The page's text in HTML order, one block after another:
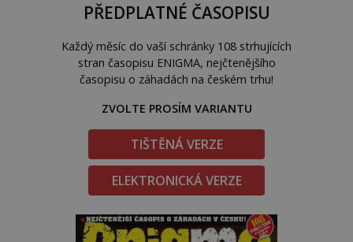
PŘEDPLATNÉ ČASOPISU
Každý měsíc do vaší schránky 108 strhujících
stran časopisu ENIGMA, nejčtenějšího
časopisu o záhadách na českém trhu!
ZVOLTE PROSÍM VARIANTU
TIŠTĚNÁ VERZE
ELEKTRONICKÁ VERZE